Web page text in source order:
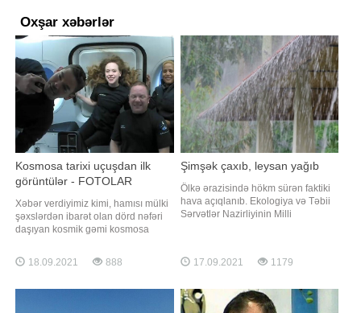
Oxşar xəbərlər
Kosmosa tarixi uçuşdan ilk
görüntülər - FOTOLAR
Xəbər verdiyimiz kimi, hamısı mülki
şəxslərdən ibarət olan dörd nəfəri
daşıyan kosmik gəmi kosmosa
ki, "SpaceX" kosmos turistlərinin ilk
görüntülərini yayımlayıb. Həmin
18.09.2021 888
Şimşək çaxıb, leysan yağıb
Ölkə ərazisində hökm sürən faktiki
hava açıqlanıb. Ekologiya və Təbii
Sərvətlər Nazirliyinin Milli
Daşkəsən, Gədəbəy, Göy-göl,
(Şəki), Balakən, Sarıbaş(Qax),
Sahdağ, Zaqatala
17.09.2021 1179